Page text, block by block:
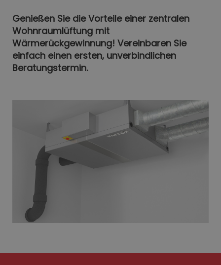
Genießen Sie die Vorteile einer zentralen
Wohnraumlüftung mit
Wärmerückgewinnung! Vereinbaren Sie
einfach einen ersten, unverbindlichen
Beratungstermin.